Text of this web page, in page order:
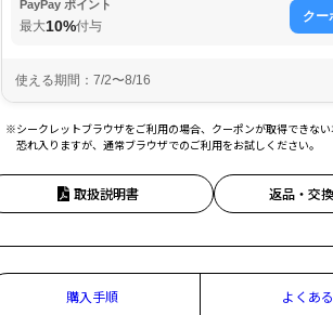
※シークレットブラウザをご利用の場合、クーポンが取得できない
恐れ入りますが、通常ブラウザでのご利用をお試しください。
取扱説明書 返品・交
購入手順 よくあ